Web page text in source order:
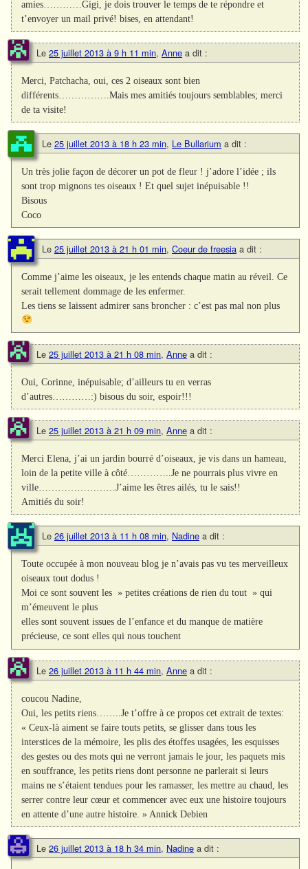
amies…………Gigi, je dois trouver le temps de te répondre et
t’envoyer un mail privé! bises, en attendant!
Le 25 juillet 2013 à 9 h 11 min, Anne a dit :
Merci, Patchacha, oui, ces 2 oiseaux sont bien
différents…………….Mais mes amitiés toujours semblables; merci
de ta visite!
Le 25 juillet 2013 à 18 h 23 min, Le Bullarium a dit :
Un très jolie façon de décorer un pot de fleur ! j’adore l’idée ; ils
sont trop mignons tes oiseaux ! Et quel sujet inépuisable !!
Bisous
Coco
Le 25 juillet 2013 à 21 h 01 min, Coeur de freesia a dit :
Comme j’aime les oiseaux, je les entends chaque matin au réveil. Ce
serait tellement dommage de les enfermer.
Les tiens se laissent admirer sans broncher : c’est pas mal non plus
Le 25 juillet 2013 à 21 h 08 min, Anne a dit :
Oui, Corinne, inépuisable; d’ailleurs tu en verras
d’autres…………:) bisous du soir, espoir!!!
Le 25 juillet 2013 à 21 h 09 min, Anne a dit :
Merci Elena, j’ai un jardin bourré d’oiseaux, je vis dans un hameau,
loin de la petite ville à côté…………..Je ne pourrais plus vivre en
ville……………………J’aime les êtres ailés, tu le sais!!
Amitiés du soir!
Le 26 juillet 2013 à 11 h 08 min, Nadine a dit :
Toute occupée à mon nouveau blog je n’avais pas vu tes merveilleux
oiseaux tout dodus !
Moi ce sont souvent les » petites créations de rien du tout » qui
m’émeuvent le plus
elles sont souvent issues de l’enfance et du manque de matière
précieuse, ce sont elles qui nous touchent
Le 26 juillet 2013 à 11 h 44 min, Anne a dit :
coucou Nadine,
Oui, les petits riens……..Je t’offre à ce propos cet extrait de textes:
« Ceux-là aiment se faire touts petits, se glisser dans tous les
interstices de la mémoire, les plis des étoffes usagées, les esquisses
des gestes ou des mots qui ne verront jamais le jour, les paquets mis
en souffrance, les petits riens dont personne ne parlerait si leurs
mains ne s’étaient tendues pour les ramasser, les mettre au chaud, les
serrer contre leur cœur et commencer avec eux une histoire toujours
en attente d’une autre histoire. » Annick Debien
Le 26 juillet 2013 à 18 h 34 min, Nadine a dit :